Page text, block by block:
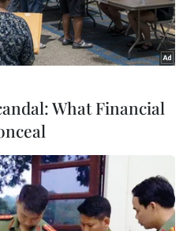
What Financial